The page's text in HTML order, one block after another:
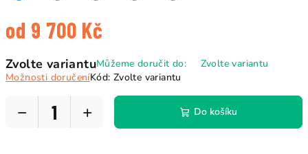
od 9 700 Kč
cena:
Zvolte variantuMůžeme doručit do:
Zvolte variantu
Možnosti doručeníKód: Zvolte variantu
+
− Do košíku